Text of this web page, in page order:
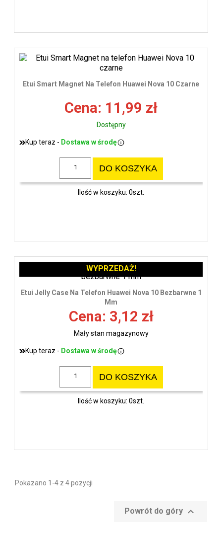
Etui Smart Magnet Na Telefon Huawei Nova 10 Czarne
Cena: 11,99 zł
Dostępny
Kup teraz - Dostawa w środę
DO KOSZYKA
Ilość w koszyku: 0szt.
Etui Jelly Case Na Telefon Huawei Nova 10 Bezbarwne 1
Mm
Cena: 3,12 zł
Mały stan magazynowy
Kup teraz - Dostawa w środę
DO KOSZYKA
Ilość w koszyku: 0szt.
WYPRZEDAŻ!
Pokazano 1-4 z 4 pozycji
Powrót do góry 